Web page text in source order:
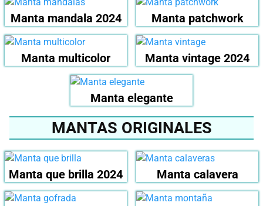
Manta mandala 2024 Manta patchwork
Manta multicolor Manta vintage 2024
Manta elegante
MANTAS ORIGINALES
Manta que brilla 2024 Manta calavera